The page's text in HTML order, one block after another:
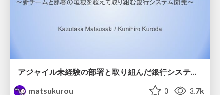
matsukurou
0 3.7k